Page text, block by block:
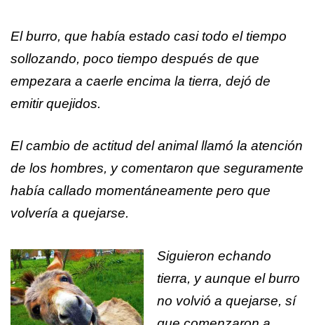
El burro, que había estado casi todo el tiempo
sollozando, poco tiempo después de que
empezara a caerle encima la tierra, dejó de
emitir quejidos.
El cambio de actitud del animal llamó la atención
de los hombres, y comentaron que seguramente
había callado momentáneamente pero que
volvería a quejarse.
Siguieron echando
tierra, y aunque el burro
no volvió a quejarse, sí